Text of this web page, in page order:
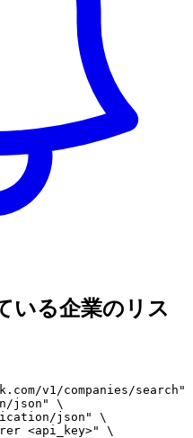
いる企業のリス
v1/companies/search"
json" \
json" \
<api_key>" \